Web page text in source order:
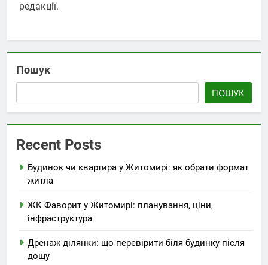
редакції.
Пошук
ПОШУК
Recent Posts
Будинок чи квартира у Житомирі: як обрати формат
житла
ЖК Фаворит у Житомирі: планування, ціни,
інфраструктура
Дренаж ділянки: що перевірити біля будинку після
дощу